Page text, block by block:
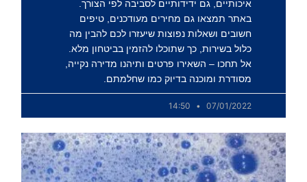
איכותיים, גם ידידותיים לסביבה לפי הצורך.
באתר תמצאו גם מחירים מעודכנים, טיפים
חשובים ושאלות נפוצות שיעזרו לכם להבין מה
כלול בשירות, כך שתוכלו להזמין בביטחון מלא.
אל תחכו – השאירו פרטים ותיהנו מדירה נקייה,
מסודרת ומוכנה בדיוק כמו שחלמתם.
07/01/2022